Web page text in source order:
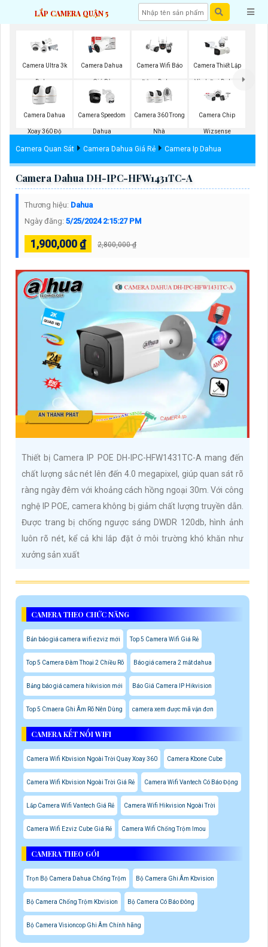
LẮP CAMERA QUẬN 5
Camera Ultra 3k
Dahua
Camera Dahua
Giá Rẻ
Camera Wifi Báo
Động Dahua
Camera Thiết Lập
Vành Đai Dahua
Camera Dahua
Xoay 360 Độ
Camera Speedom
Dahua
Camera 360 Trong
Nhà
Camera Chip
Wizsense
Camera Quan Sát Camera Dahua Giá Rẻ Camera Ip Dahua
Camera Dahua DH-IPC-HFW1431TC-A
Thương hiệu: Dahua
Ngày đăng: 5/25/2024 2:15:27 PM
1,900,000 ₫ 2,800,000 ₫
Thiết bị Camera IP POE DH-IPC-HFW1431TC-A mang đến
chất lượng sắc nét lên đến 4.0 megapixel, giúp quan sát rõ
ràng ngày đêm với khoảng cách hồng ngoại 30m. Với công
nghệ IP POE, camera không bị giảm chất lượng truyền dẫn.
Được trang bị chống ngược sáng DWDR 120db, hình ảnh
luôn rõ nét, kể cả khi lắp đặt ở môi trường khó khăn như
xưởng sản xuất
CAMERA THEO CHỨC NĂNG
Bản báo giá camera wifi ezviz mới Top 5 Camera Wifi Giá Rẻ
Top 5 Camera Đàm Thoại 2 Chiều Rõ Báo giá camera 2 mắt dahua
Bảng báo giá camera hikvision mới Báo Giá Camera IP Hikvision
Top 5 Cmaera Ghi Âm Rõ Nên Dùng camera xem được mã vận đơn
CAMERA KẾT NỐI WIFI
Camera Wifi Kbvision Ngoài Trời Quay Xoay 360 Camera Kbone Cube
Camera Wifi Kbvision Ngoài Trời Giá Rẻ Camera Wifi Vantech Có Báo Động
Lắp Camera Wifi Vantech Giá Rẻ Camera Wifi Hikvision Ngoài Trời
Camera Wifi Ezviz Cube Giá Rẻ Camera Wifi Chống Trộm Imou
CAMERA THEO GÓI
Trọn Bộ Camera Dahua Chống Trộm Bộ Camera Ghi Âm Kbvision
Bộ Camera Chống Trộm Kbvision Bộ Camera Có Báo Đông
Bộ Camera Visioncop Ghi Âm Chính hãng